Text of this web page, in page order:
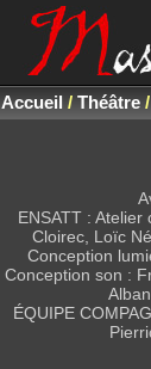
Accueil/ Théâtre/
ENSATT :
Cloirec, Loïc
Conception
Conception son :
ÉQUIPE